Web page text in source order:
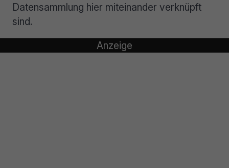
Datensammlung hier miteinander verknüpft
sind.